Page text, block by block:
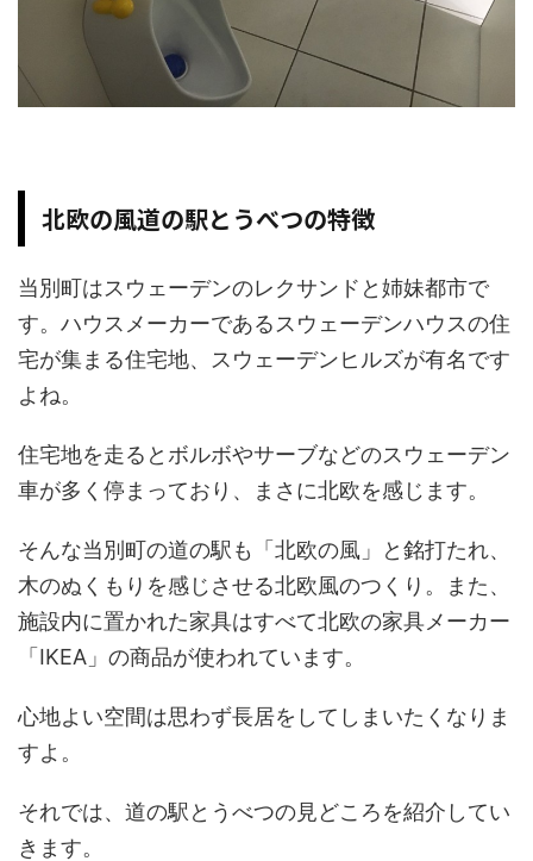
北欧の風道の駅とうべつの特徴
当別町はスウェーデンのレクサンドと姉妹都市で
す。ハウスメーカーであるスウェーデンハウスの住
宅が集まる住宅地、スウェーデンヒルズが有名です
よね。
住宅地を走るとボルボやサーブなどのスウェーデン
車が多く停まっており、まさに北欧を感じます。
そんな当別町の道の駅も「北欧の風」と銘打たれ、
木のぬくもりを感じさせる北欧風のつくり。また、
施設内に置かれた家具はすべて北欧の家具メーカー
「IKEA」の商品が使われています。
心地よい空間は思わず長居をしてしまいたくなりま
すよ。
それでは、道の駅とうべつの見どころを紹介してい
きます。